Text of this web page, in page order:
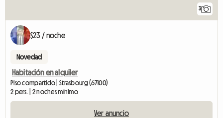
3
$23 / noche
Novedad
Habitación en alquiler
Piso compartido | Strasbourg (67100)
2 pers. | 2 noches mínimo
Ver anuncio